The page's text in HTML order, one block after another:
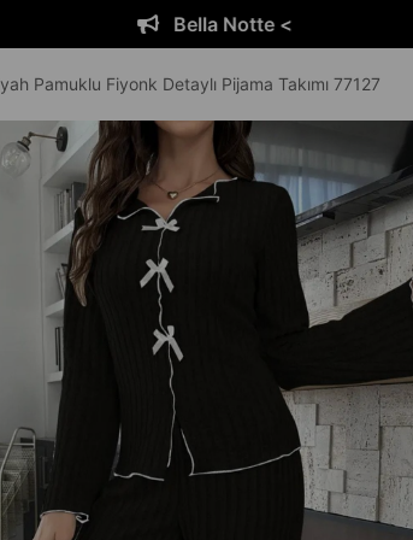
Pamuklu Fiyonk Detaylı Pijama Takımı 77127